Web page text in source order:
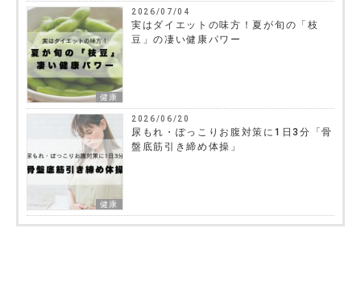
健康
2026/07/04
実はダイエットの味方！夏が旬の「枝
豆」の凄い健康パワー
健康
2026/06/20
尿もれ・ぽっこりお腹対策に1日3分「骨
盤底筋引き締め体操」